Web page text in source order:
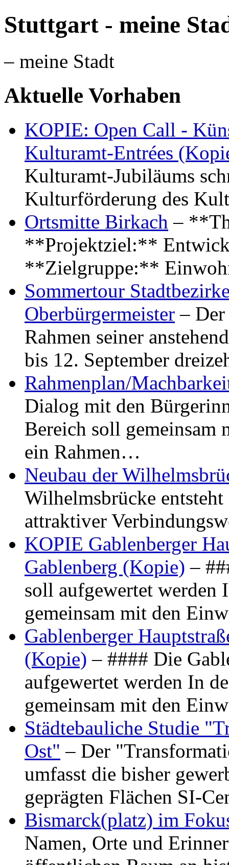
Stuttgart - meine
– meine Stadt
Aktuelle Vorhaben
KOPIE: Open Call -
Kulturamt-Entrées
Kulturamt-Jubiläums
Kulturförderung des
Ortsmitte Birkach –
**Projektziel:**
**Zielgruppe:**
Sommertour
Oberbürgermeister –
Rahmen seiner
bis 12. September
Rahmenplan/
Dialog mit den
Bereich soll gemeinsam
ein Rahmen…
Neubau der
Wilhelmsbrücke
attraktiver
KOPIE Gablenberger
Gablenberg (Kopie) –
soll aufgewertet werden
gemeinsam mit den
Gablenberger
(Kopie) – #### Die
aufgewertet werden In
gemeinsam mit den
Städtebauliche Studie
Ost" – Der
umfasst die bisher
geprägten Flächen SI-
Bismarck(platz) im
Namen, Orte und